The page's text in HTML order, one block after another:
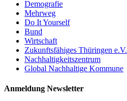
Demografie
Mehrweg
Do It Yourself
Bund
Wirtschaft
Zukunftsfähiges Thüringen e.V.
Nachhaltigkeitszentrum
Global Nachhaltige Kommune
Anmeldung Newsletter